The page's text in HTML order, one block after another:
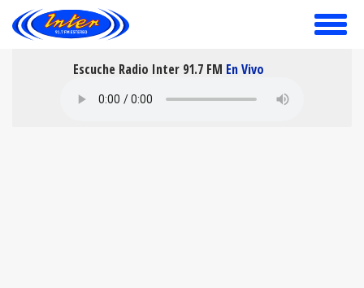
toggle
Escuche Radio Inter 91.7 FM En Vivo